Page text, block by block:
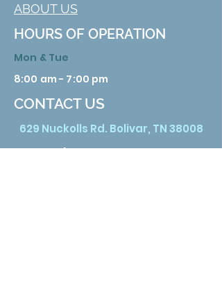
ABOUT US
HOURS OF OPERATION
Mon & Tue
8:00 am - 7:00 pm
CONTACT US
629 Nuckolls Rd. Bolivar, TN 38008
Phone:731 658 3388